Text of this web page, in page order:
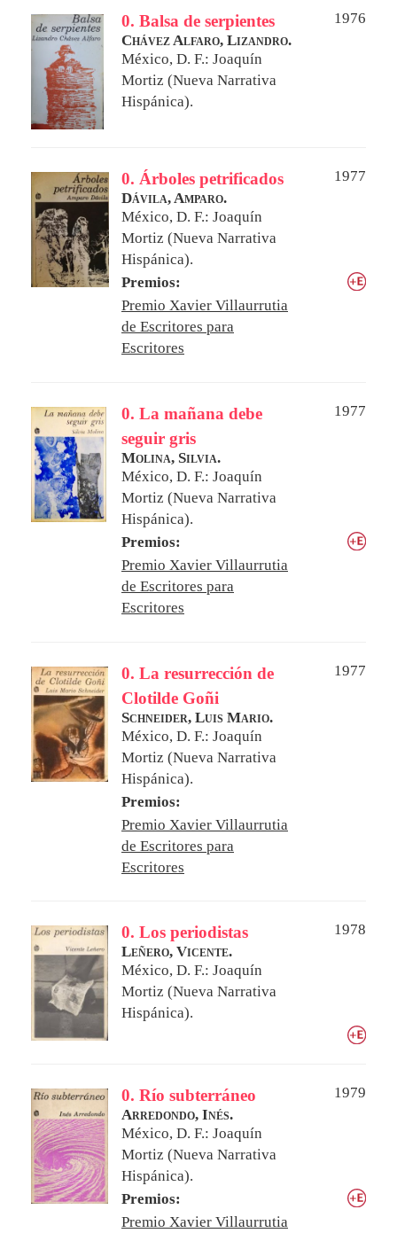
0. Balsa de serpientes
1976
Chávez Alfaro, Lizandro.
México, D. F.: Joaquín
Mortiz (Nueva Narrativa
Hispánica).
0. Árboles petrificados
1977
Dávila, Amparo.
México, D. F.: Joaquín
Mortiz (Nueva Narrativa
Hispánica).
Premios:
Premio Xavier Villaurrutia
de Escritores para
Escritores
0. La mañana debe
seguir gris
1977
Molina, Silvia.
México, D. F.: Joaquín
Mortiz (Nueva Narrativa
Hispánica).
Premios:
Premio Xavier Villaurrutia
de Escritores para
Escritores
0. La resurrección de
Clotilde Goñi
1977
Schneider, Luis Mario.
México, D. F.: Joaquín
Mortiz (Nueva Narrativa
Hispánica).
Premios:
Premio Xavier Villaurrutia
de Escritores para
Escritores
0. Los periodistas
1978
Leñero, Vicente.
México, D. F.: Joaquín
Mortiz (Nueva Narrativa
Hispánica).
0. Río subterráneo
1979
Arredondo, Inés.
México, D. F.: Joaquín
Mortiz (Nueva Narrativa
Hispánica).
Premios:
Premio Xavier Villaurrutia